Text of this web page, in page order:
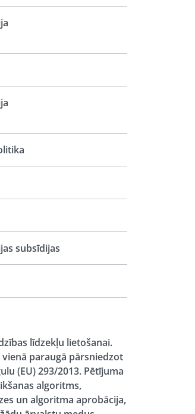
subsīdijas
līdzekļu lietošanai.
paraugā pārsniedzot
(EU) 293/2013. Pētījuma
algoritms,
un algoritma aprobācija,